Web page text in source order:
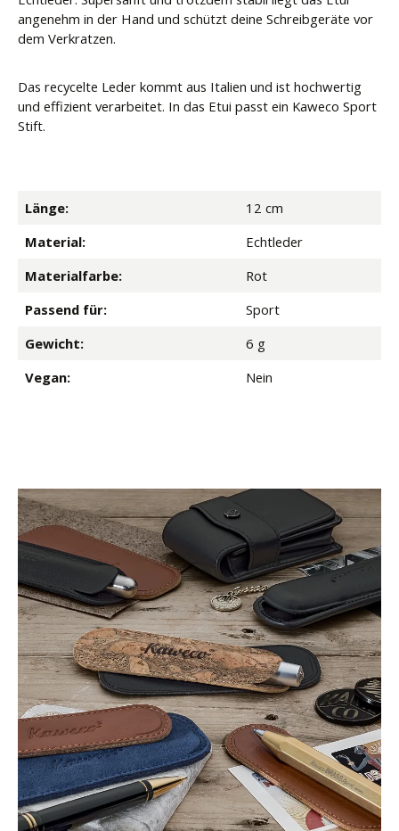
angenehm in der Hand und schützt deine Schreibgeräte vor
dem Verkratzen.
Das recycelte Leder kommt aus Italien und ist hochwertig
und effizient verarbeitet. In das Etui passt ein Kaweco Sport
Stift.
Länge:
12 cm
Material:
Echtleder
Materialfarbe:
Rot
Passend für:
Sport
Gewicht:
6 g
Vegan:
Nein